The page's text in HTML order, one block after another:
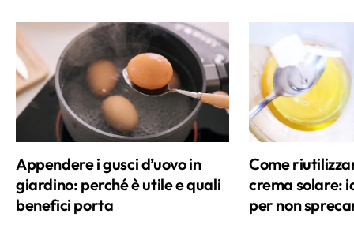
Appendere i gusci d’uovo in
giardino: perché è utile e quali
benefici porta
Come
crema solare:
per non